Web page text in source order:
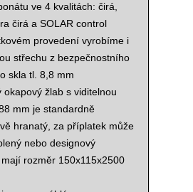
ve 4 kvalitách: čirá,
čirá a SOLAR control
provedení vyrobíme i
střechu z bezpečnostního
skla tl. 8,8 mm
okapový žlab s viditelnou
mm je standardně
hranatý, za příplatek může
nebo designový
rozměr 150x115x2500